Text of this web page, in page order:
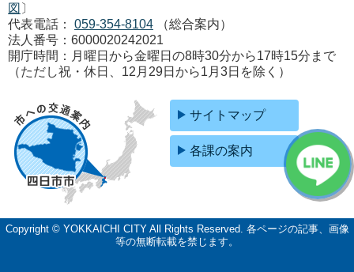
図 〕
代表電話：
059-354-8104
（総合案内）
法人番号：6000020242021
開庁時間：月曜日から金曜日の8時30分から17時15分まで
（ただし祝・休日、12月29日から1月3日を除く）
サイトマップ
各課の案内
Copyright © YOKKAICHI CITY All Rights Reserved. 各ページの記事、画像
等の無断転載を禁じます。